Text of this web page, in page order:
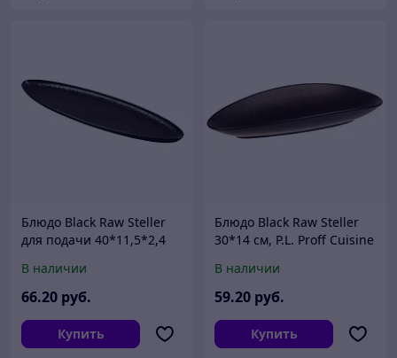
Блюдо Black Raw Steller
для подачи 40*11,5*2,4
В наличии
66.20 руб.
Купить
Блюдо Black Raw Steller
30*14 см, P.L. Proff Cuisine
В наличии
59.20 руб.
Купить